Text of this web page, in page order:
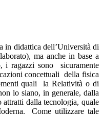
in didattica dell’Università di
ma anche in base a
i ragazzi sono sicuramente
concettuali della fisica
quali la Relatività o di
lo siano, in generale, dalla
attratti dalla tecnologia, quale
Come utilizzare tale